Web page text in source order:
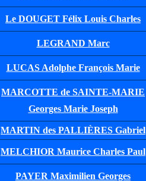
Le DOUGET Félix Louis Charles
LEGRAND Marc
LUCAS Adolphe François Marie
MARCOTTE de SAINTE-MARIE
Georges Marie Joseph
MARTIN des PALLIÈRES Gabriel
MELCHIOR Maurice Charles Paul
PAYER Maximilien Georges